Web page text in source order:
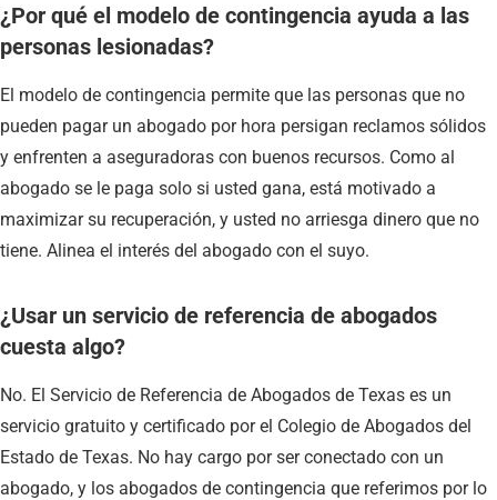
¿Por qué el modelo de contingencia ayuda a las
personas lesionadas?
El modelo de contingencia permite que las personas que no
pueden pagar un abogado por hora persigan reclamos sólidos
y enfrenten a aseguradoras con buenos recursos. Como al
abogado se le paga solo si usted gana, está motivado a
maximizar su recuperación, y usted no arriesga dinero que no
tiene. Alinea el interés del abogado con el suyo.
¿Usar un servicio de referencia de abogados
cuesta algo?
No. El Servicio de Referencia de Abogados de Texas es un
servicio gratuito y certificado por el Colegio de Abogados del
Estado de Texas. No hay cargo por ser conectado con un
abogado, y los abogados de contingencia que referimos por lo